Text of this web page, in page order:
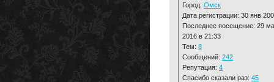
Город: Омск
Дата регистрации: 30 янв
Последнее посещение: 29
2016 в 21:33
Тем: 8
Сообщений: 242
Репутация: 4
Спасибо сказали раз: 45